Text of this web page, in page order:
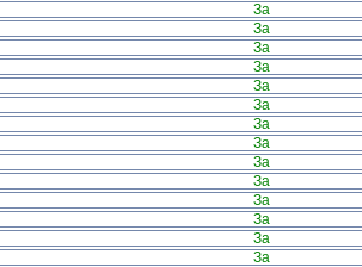
За
За
За
За
За
За
За
За
За
За
За
За
За
За